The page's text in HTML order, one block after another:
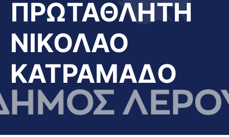
ΠΡΩΤΑΘΛΗΤΗ
ΝΙΚΟΛΑΟ
ΚΑΤΡΑΜΑΔΟ